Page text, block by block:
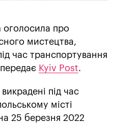
оголосила про
мистецтва,
час транспортування
Kyiv Post.
під час
місті
25 березня 2022